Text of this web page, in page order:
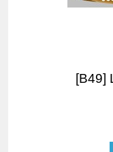
[B49]